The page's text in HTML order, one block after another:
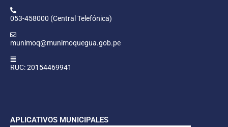
053-458000 (Central Telefónica)
munimoq@munimoquegua.gob.pe
RUC: 20154469941
APLICATIVOS MUNICIPALES